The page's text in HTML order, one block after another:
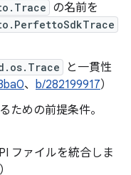
の名前を
と一貫性
、 b/282199917）
ための前提条件。
ファイルを統合しま
）